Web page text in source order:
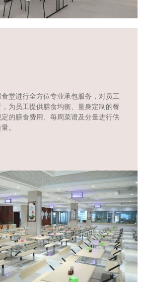
堂进行全方位专业承包服务，对员工
为员工提供膳食均衡、量身定制的餐
的膳食费用、每周菜谱及分量进行供
。